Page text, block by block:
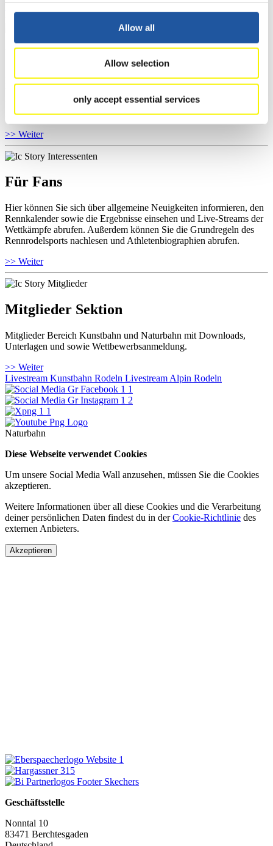
Allow all
Allow selection
only accept essential services
>> Weiter
Für Athleten
Hier können Sie das aktuelle Regelwerk sowie Richtlinien zu
und Informationen zu Wettkämpfen abrufen. Außerdem können Sie
Ihre Athletenbiographie ansehen.
>> Weiter
Für Fans
Hier können Sie sich über allgemeine Neuigkeiten informieren, den
Rennkalender sowie die Ergebnisse einsehen und Live-Streams der
Wettkämpfe abrufen. Außerdem können Sie die Grundregeln des
Rennrodelsports nachlesen und Athletenbiographien abrufen.
>> Weiter
Mitglieder Sektion
Mitglieder Bereich Kunstbahn und Naturbahn mit Downloads,
Unterlagen und sowie Wettbewerbsanmeldung.
>> Weiter
Livestream Kunstbahn Rodeln Livestream Alpin Rodeln
Naturbahn
Diese Webseite verwendet Cookies
Um unsere Social Media Wall anzusehen, müssen Sie die Cookies
akzeptieren.
Weitere Informationen über all diese Cookies und die Verarbeitung
deiner persönlichen Daten findest du in derCookie-Richtlinie des
externen Anbieters.
Akzeptieren
Geschäftsstelle
Nonntal 10
83471 Berchtesgaden